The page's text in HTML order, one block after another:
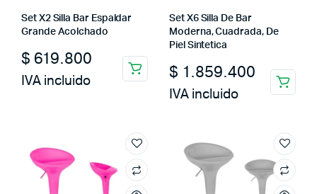
Set X2 Silla Bar Espaldar
Grande Acolchado
$ 619.800
IVA incluido
Set X6 Silla De Bar
Moderna, Cuadrada, De
Piel Sintetica
$ 1.859.400
IVA incluido